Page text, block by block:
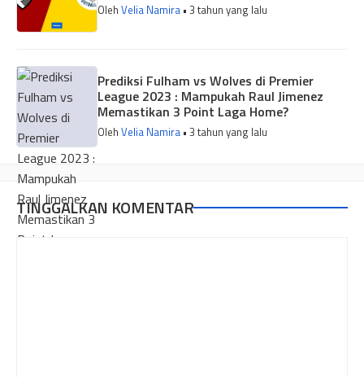
Oleh Velia Namira • 3 tahun yang lalu
Prediksi Fulham vs Wolves di Premier
League 2023 : Mampukah Raul Jimenez
Memastikan 3 Point Laga Home?
Oleh Velia Namira • 3 tahun yang lalu
TINGGALKAN KOMENTAR